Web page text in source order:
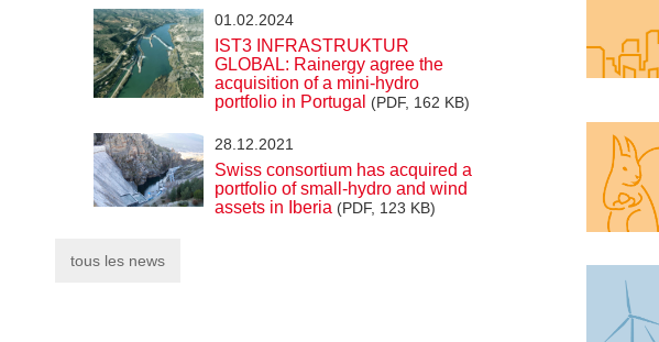
01.02.2024
IST3 INFRASTRUKTUR
GLOBAL: Rainergy agree the
acquisition of a mini-hydro
portfolio in Portugal (PDF, 162 KB)
28.12.2021
Swiss consortium has acquired a
portfolio of small-hydro and wind
assets in Iberia (PDF, 123 KB)
tous les news